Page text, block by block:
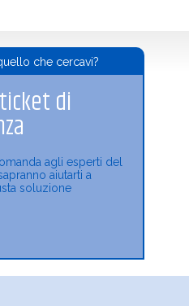
che cercavi?
di
agli esperti del
aiutarti a
soluzione